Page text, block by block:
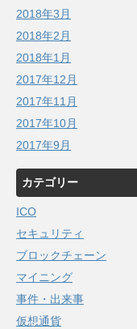
2018年3月
2018年2月
2018年1月
2017年12月
2017年11月
2017年10月
2017年9月
カテゴリー
ICO
セキュリティ
ブロックチェーン
マイニング
事件・出来事
仮想通貨